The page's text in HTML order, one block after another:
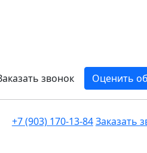
звонок
Оценить
+7 (903) 170-13-84Заказать